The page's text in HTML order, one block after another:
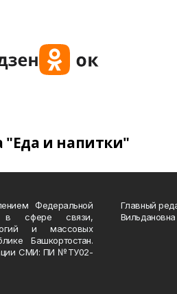
"Еда и напитки"
Федеральной
сфере связи,
и массовых
Башкортостан.
СМИ: ПИ №ТУ02-
Главный
Вильдановна